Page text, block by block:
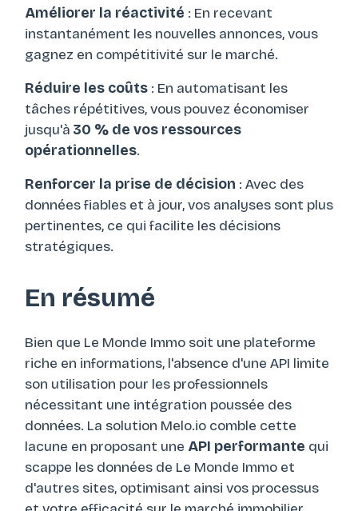
Améliorer la réactivité : En recevant
instantanément les nouvelles annonces, vous
gagnez en compétitivité sur le marché.
Réduire les coûts : En automatisant les
tâches répétitives, vous pouvez économiser
jusqu'à 30 % de vos ressources
opérationnelles.
Renforcer la prise de décision : Avec des
données fiables et à jour, vos analyses sont plus
pertinentes, ce qui facilite les décisions
stratégiques.
En résumé
Bien que Le Monde Immo soit une plateforme
riche en informations, l'absence d'une API limite
son utilisation pour les professionnels
nécessitant une intégration poussée des
données. La solution Melo.io comble cette
lacune en proposant une API performante qui
scappe les données de Le Monde Immo et
d'autres sites, optimisant ainsi vos processus